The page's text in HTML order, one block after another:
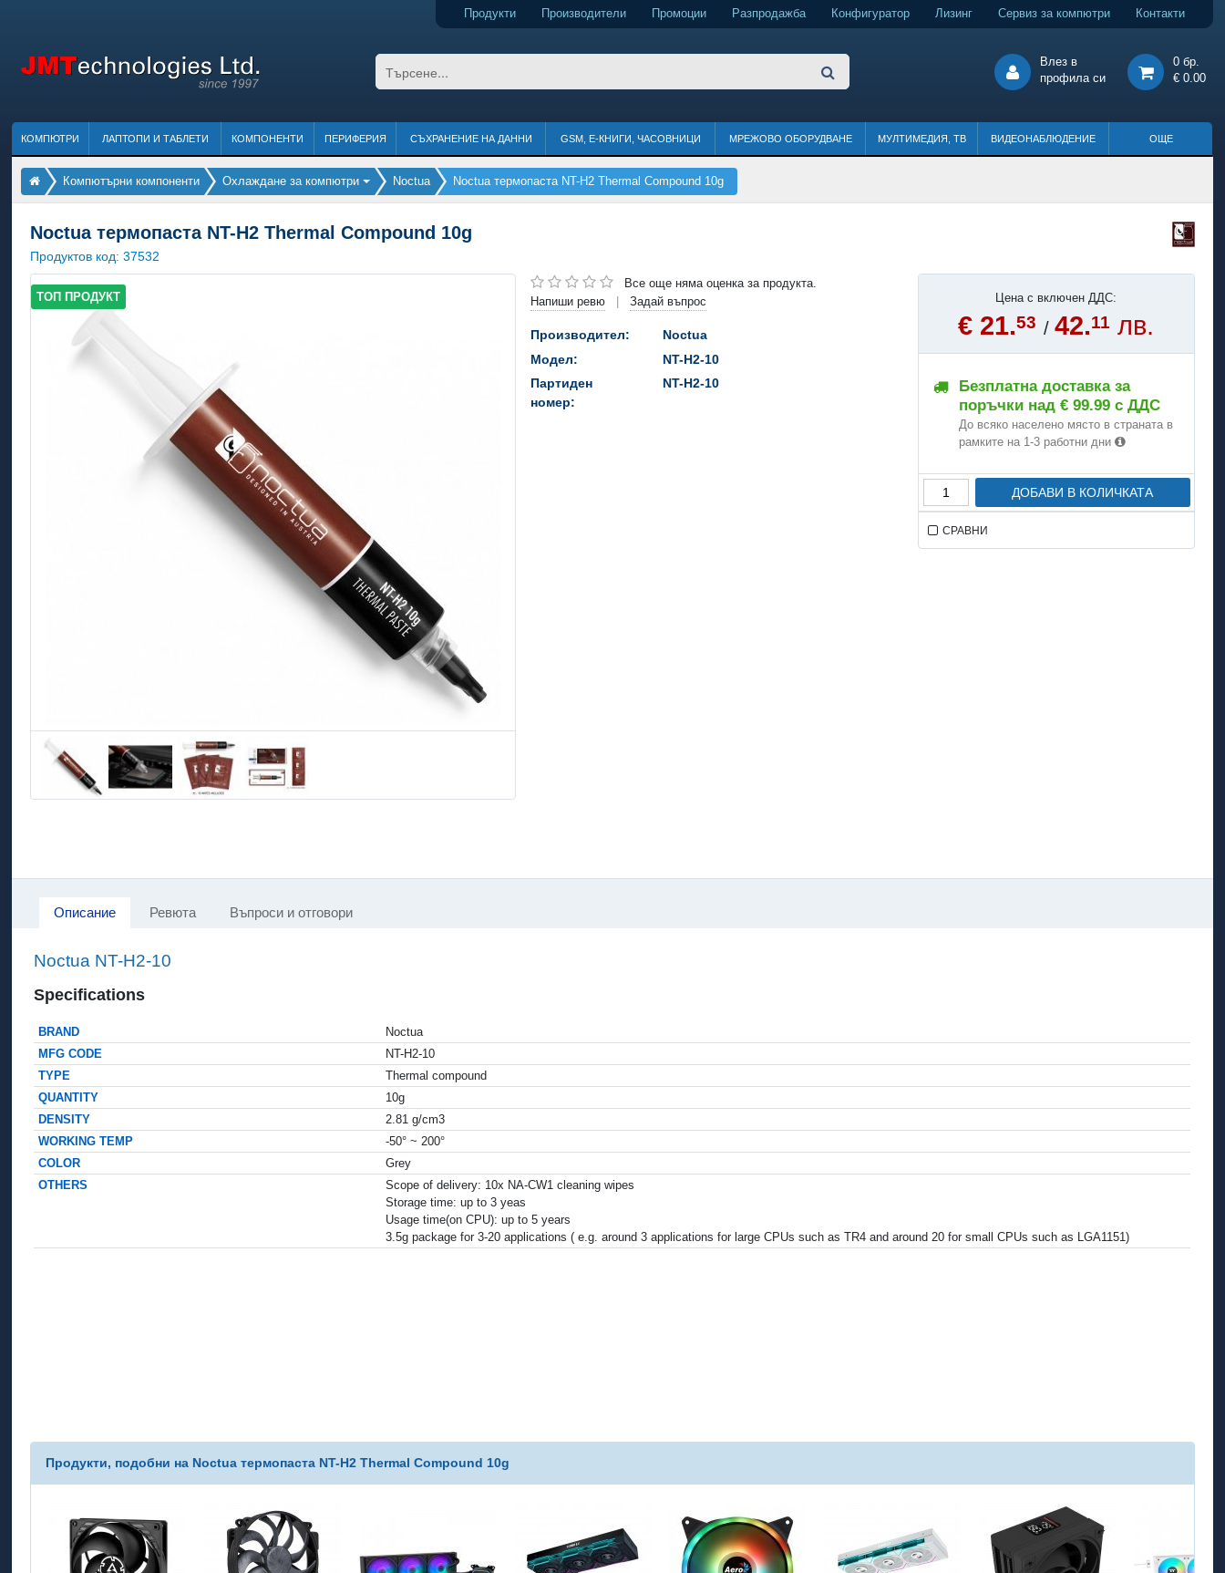
Продукти Производители Промоции Разпродажба Конфигуратор Лизинг Сервиз за компютри Контакти
Влез в
профила си
0 бр.
€ 0.00
КОМПЮТРИ ЛАПТОПИ И ТАБЛЕТИ КОМПОНЕНТИ ПЕРИФЕРИЯ СЪХРАНЕНИЕ НА ДАННИ GSM, Е-КНИГИ, ЧАСОВНИЦИ МРЕЖОВО ОБОРУДВАНЕ МУЛТИМЕДИЯ, ТВ ВИДЕОНАБЛЮДЕНИЕ ОЩЕ
Компютърни компоненти Охлаждане за компютри Noctua Noctua термопаста NT-H2 Thermal Compound 10g
Noctua термопаста NT-H2 Thermal Compound 10g
Продуктов код:37532
ТОП ПРОДУКТ
Все още няма оценка за продукта.
Напиши ревю
Задай въпрос
Производител:
Noctua
Модел:
NT-H2-10
Партиден
номер:
NT-H2-10
Цена с включен ДДС:
€ 21.53 /42.11 лв.
Безплатна доставка за
поръчки над € 99.99 с ДДС
До всяко населено място в страната в
рамките на 1-3 работни дни
ДОБАВИ В КОЛИЧКАТА
СРАВНИ
Описание Ревюта Въпроси и отговори
Noctua NT-H2-10
Specifications
BRAND
Noctua
MFG CODE
NT-H2-10
TYPE
Thermal compound
QUANTITY
10g
DENSITY
2.81 g/cm3
WORKING TEMP
-50° ~ 200°
COLOR
Grey
OTHERS
Scope of delivery: 10x NA-CW1 cleaning wipes
Storage time: up to 3 yeas
Usage time(on CPU): up to 5 years
3.5g package for 3-20 applications ( e.g. around 3 applications for large CPUs such as TR4 and around 20 for small CPUs such as LGA1151)
Продукти, подобни на Noctua термопаста NT-H2 Thermal Compound 10g